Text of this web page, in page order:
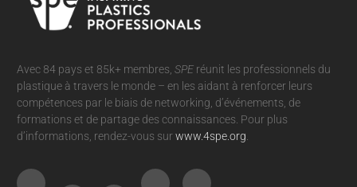
Avec 84 pays et 85k+ membres, SPEréunit les professionnels du
plastique à travers le monde – en les aidant à renforcer leurs
compétences par le biais de networking, d’événements, de
formations et de partage des connaissances. Pour plus
d’informations, rendez-vous surwww.4spe.org